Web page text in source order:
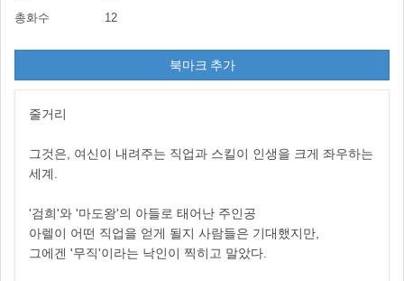
총화수
12
북마크 추가
줄거리
그것은, 여신이 내려주는 직업과 스킬이 인생을 크게 좌우하는
세계.
'검희'와 '마도왕'의 아들로 태어난 주인공
아렐이 어떤 직업을 얻게 될지 사람들은 기대했지만,
그에겐 '무직'이라는 낙인이 찍히고 말았다.